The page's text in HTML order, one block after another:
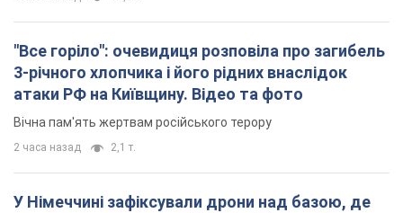
"Все горіло": очевидиця розповіла про загибель
3-річного хлопчика і його рідних внаслідок
атаки РФ на Київщину. Відео та фото
Вічна пам'ять жертвам російського терору
2 часа назад 2,1 т.
У Німеччині зафіксували дрони над базою, де